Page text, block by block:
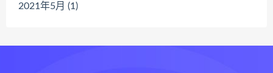
2021年5月 (1)